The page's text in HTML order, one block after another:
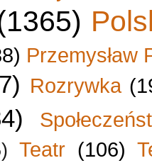
Przemysław
Rozrywka
Teatr (106)